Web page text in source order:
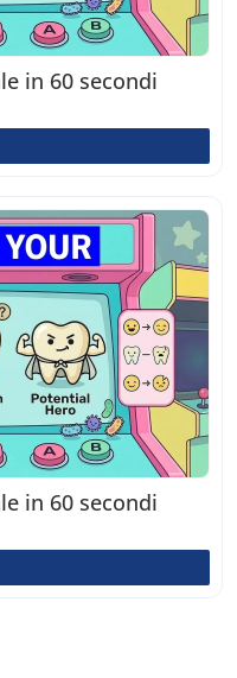
in 60 secondi
in 60 secondi